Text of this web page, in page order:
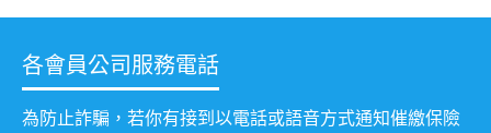
各會員公司服務電話
為防止詐騙，若你有接到以電話或語音方式通知催繳保險